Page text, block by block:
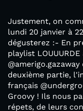
Justement, on
lundi 20 janvier à
dégusterez :- En
playlist
deuxième partie,
français
Groovy ! Ils nous
répets, de leurs